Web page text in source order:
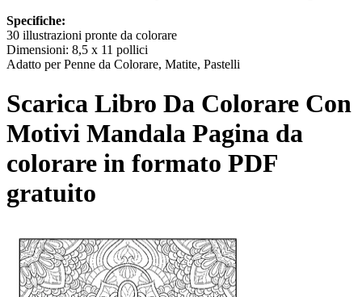
Specifiche:
30 illustrazioni pronte da colorare
Dimensioni: 8,5 x 11 pollici
Adatto per Penne da Colorare, Matite, Pastelli
Scarica Libro Da Colorare Con
Motivi Mandala Pagina da
colorare in formato PDF
gratuito